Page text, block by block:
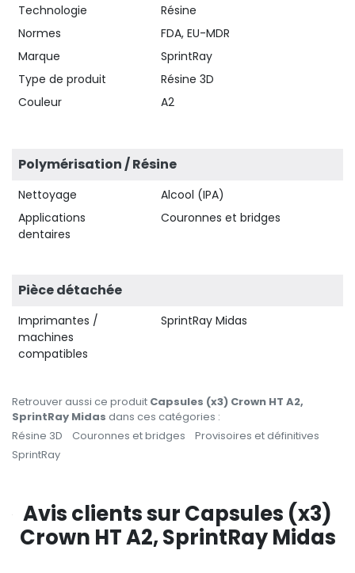
Technologie
Résine
Normes
FDA, EU-MDR
Marque
SprintRay
Type de produit
Résine 3D
Couleur
A2
Polymérisation / Résine
Nettoyage
Alcool (IPA)
Applications
dentaires
Couronnes et bridges
Pièce détachée
Imprimantes /
machines
compatibles
SprintRay Midas
Retrouver aussi ce produit Capsules (x3) Crown HT A2,
SprintRay Midas dans ces catégories :
Résine 3D
Couronnes et bridges
Provisoires et définitives
SprintRay
Avis clients sur Capsules (x3)
Crown HT A2, SprintRay Midas